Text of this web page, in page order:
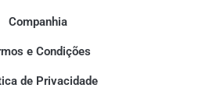
Companhia
e Condições
de Privacidade